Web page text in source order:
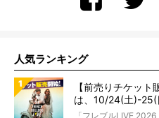
人気ランキング
【前売りチケッ
は、10/24(土)-25(
ンプ・前夜祭・バ
「フレブルLIVE